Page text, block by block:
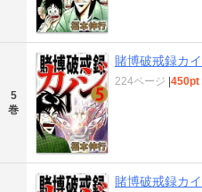
5
巻
賭博破戒録カ
224ページ 450pt
賭博破戒録カ